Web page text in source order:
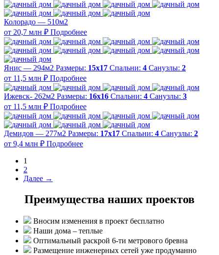
Колорадо — 510м2
от 20,7 млн ₽ Подробнее
Янис — 294м2 Размеры: 15х17 Спальни: 4 Санузлы: 2
от 11,5 млн ₽ Подробнее
Ижевск- 262м2 Размеры: 16х16 Спальни: 4 Санузлы: 3
от 11,5 млн ₽ Подробнее
Демидов — 277м2 Размеры: 17х17 Спальни: 4 Санузлы: 2
от 9,4 млн ₽ Подробнее
1
2
Далее →
Преимущества наших проектов
Вносим изменения в проект бесплатно
Наши дома – теплые
Оптимальный раскрой 6-ти метрового бревна
Размещение инженерных сетей уже продуманно